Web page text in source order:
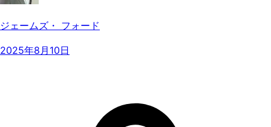
ジェームズ・ フォード
2025年8月10日